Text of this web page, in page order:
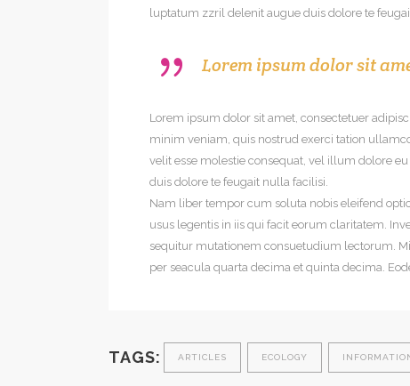
luptatum zzril delenit augue duis dolore te
Lorem ipsum dolor sit
Lorem ipsum dolor sit amet, consectetuer
minim veniam, quis nostrud exerci tation
velit esse molestie consequat, vel illum dolore
duis dolore te feugait nulla facilisi.
Nam liber tempor cum soluta nobis eleifend
usus legentis in iis qui facit eorum claritatem.
sequitur mutationem consuetudium lectorum.
per seacula quarta decima et quinta decima.
TAGS: ARTICLES ECOLOGY